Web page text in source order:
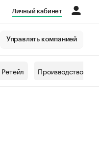
Личный кабинет
Управлять компанией
Ретейл Производство